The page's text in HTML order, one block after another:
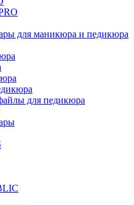
для маникюра и педикюра
для педикюра